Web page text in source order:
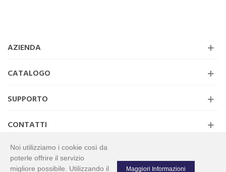
AZIENDA
CATALOGO
SUPPORTO
CONTATTI
Noi utilizziamo i cookie così da
poterle offrire il servizio
migliore possibile. Utilizzando il
Maggiori Informazioni